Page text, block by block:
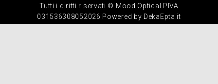
Tutti i diritti riservati © Mood Optical PIVA
031536308052026 Powered by DekaEpta.it